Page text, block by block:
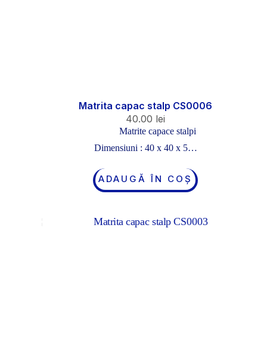
Matrita capac stalp CS0006
40.00 lei
Matrite capace stalpi
Dimensiuni : 40 x 40 x 5…
ADAUGĂ ÎN COȘ